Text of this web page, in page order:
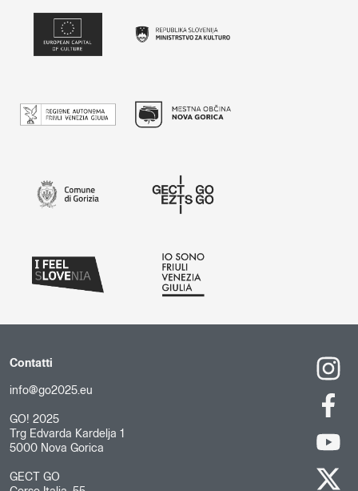
Contatti
info@go2025.eu
GO! 2025
Trg Edvarda Kardelja 1
5000 Nova Gorica
GECT GO